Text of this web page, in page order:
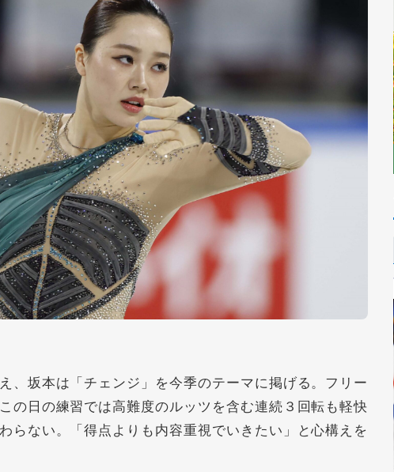
坂本は「チェンジ」を今季のテーマに掲げる。フリー
の日の練習では高難度のルッツを含む連続３回転も軽快
らない。「得点よりも内容重視でいきたい」と心構えを